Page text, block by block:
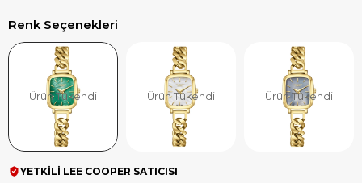
Renk Seçenekleri
Ürün Tükendi Ürün Tükendi Ürün Tükendi
YETKİLİ LEE COOPER SATICISI